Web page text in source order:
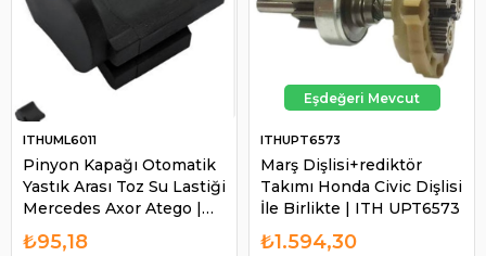
Pinyon Kapağı Otomatik
Yastık Arası Toz Su Lastiği
Mercedes Axor Atego |
ITH UML6011
ITHUML6011
₺95,18
Marş Dişlisi+rediktör
Takımı Honda Civic Dişlisi
İle Birlikte | ITH UPT6573
ITHUPT6573
₺1.594,30